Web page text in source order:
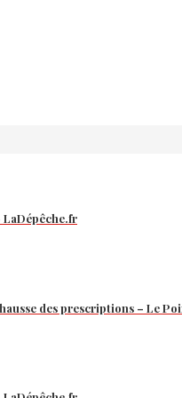
des prescriptions – Le